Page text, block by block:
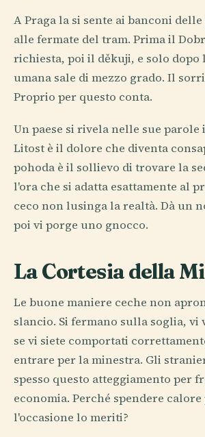
A Praga la si sente ai banconi
alle fermate del tram. Prima il
richiesta, poi il děkuji, e solo dopo
umana sale di mezzo grado. Il
Proprio per questo conta.
Un paese si rivela nelle sue
Litost è il dolore che diventa
pohoda è il sollievo di trovare la
l'ora che si adatta esattamente al
ceco non lusinga la realtà. Dà un
poi vi porge uno gnocco.
La Cortesia della
Le buone maniere ceche non
slancio. Si fermano sulla soglia, vi
se vi siete comportati
entrare per la minestra. Gli
spesso questo atteggiamento per
economia. Perché spendere
l'occasione lo meriti?